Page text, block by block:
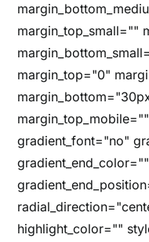
margin_top_small=""
margin_top="0"
gradient_font="no"
highlight_color=""